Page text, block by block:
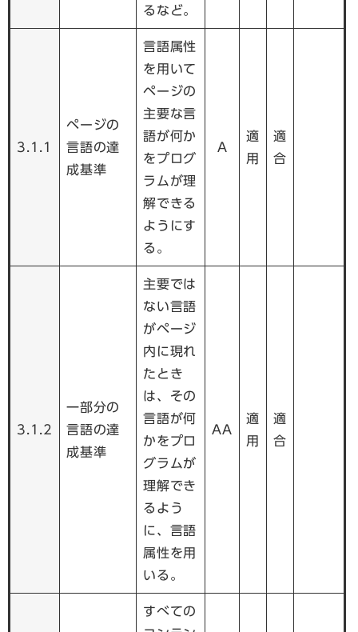
るなど。
3.1.1
ページの
言語の達
成基準
言語属性
を用いて
ページの
主要な言
語が何か
をプログ
ラムが理
解できる
ようにす
る。
A
適
用
適
合
3.1.2
一部分の
言語の達
成基準
主要では
ない言語
がページ
内に現れ
たとき
は、その
言語が何
かをプロ
グラムが
理解でき
るよう
に、言語
属性を用
いる。
AA
適
用
適
合
すべての